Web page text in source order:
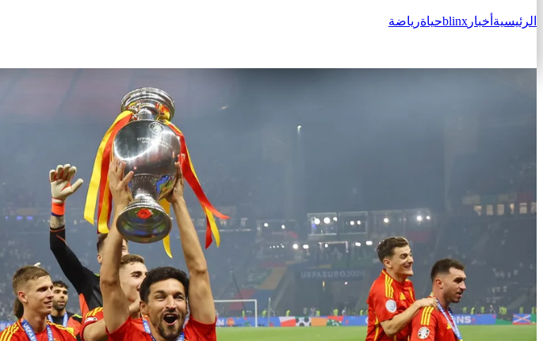
الرئيسية أخبار blinxحياةرياضة